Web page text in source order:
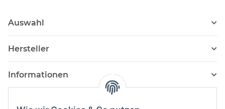
Auswahl
Hersteller
Informationen